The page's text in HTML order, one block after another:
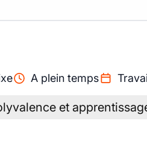
A plein temps
et